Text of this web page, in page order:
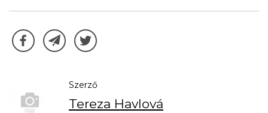
Szerző
Tereza Havlová